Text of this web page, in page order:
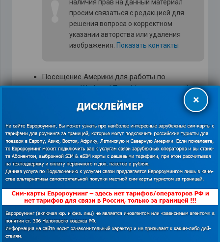
наличия прав на данный материал
просим связаться с редакцией для
решения вопроса о корректном
указании авторства или удаления
изображения. Показать контакты
Посещение Америки для работы по
программе Work and Travel (для студентов).
Стажироваться по этой программе могут
учителя, преподаватели.
Также можно отправиться работать вожатым
в детский лагерь.
Конечно, для того, чтобы стать
участником подобных программ,
нужно иметь очень хороший уровень
английского и пройти собеседование
в посольстве США. Как это сделать
×